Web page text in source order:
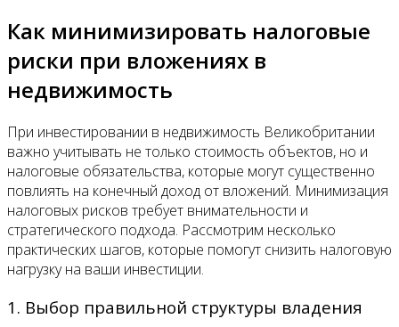
Как минимизировать налоговые
риски при вложениях в
недвижимость
При инвестировании в недвижимость Великобритании
важно учитывать не только стоимость объектов, но и
налоговые обязательства, которые могут существенно
повлиять на конечный доход от вложений. Минимизация
налоговых рисков требует внимательности и
стратегического подхода. Рассмотрим несколько
практических шагов, которые помогут снизить налоговую
нагрузку на ваши инвестиции.
1. Выбор правильной структуры владения